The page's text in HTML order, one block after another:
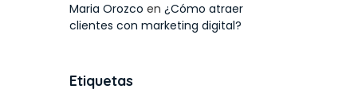
Maria Orozco en ¿Cómo atraer
clientes con marketing digital?
Etiquetas